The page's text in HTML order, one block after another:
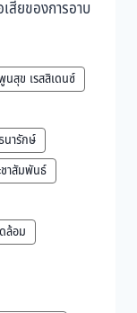
สียของการอาบ
นสุข เรสสิเดนซ์
ารักษ์
าสัมพันธ์
ล้อม